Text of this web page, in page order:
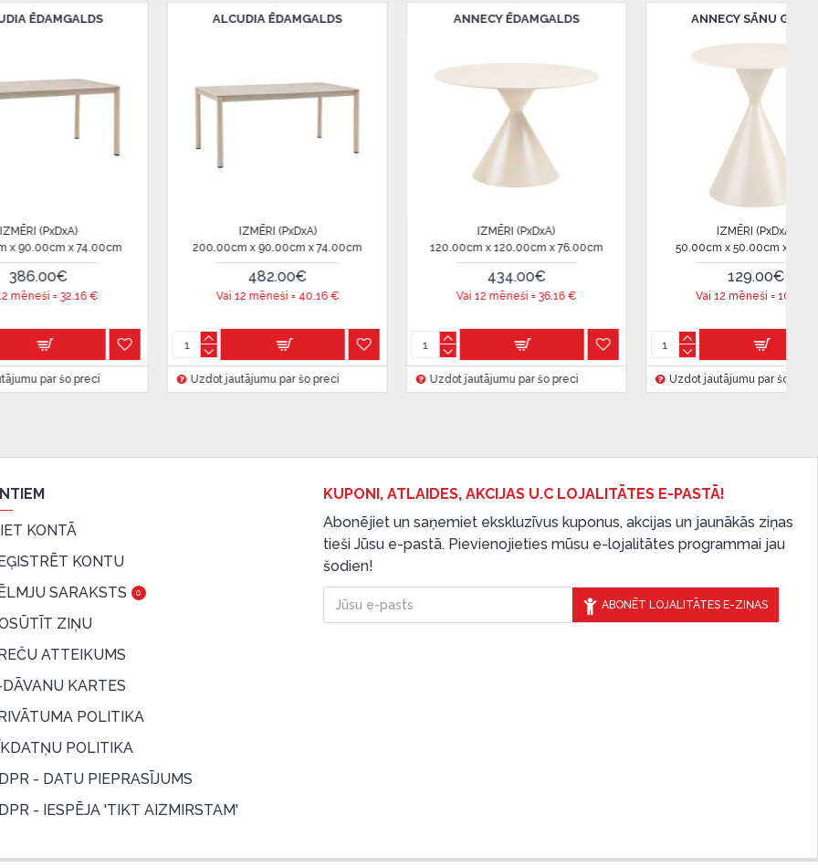
Dārzciema ielā 91, Rīga,
Smart-ID, eParaksts eID,
Luminor, SEB vai
kredīta saņemšanas
piegādes noteikumiem
ANNECY ĒDAMGALDS
IZMĒRI (PxDxA)
x 120.00cm x 76.00cm
434.00€
Vai 12 mēneši =
jautājumu par šo preci
ANNECY SĀNU GALDS
IZMĒRI (PxDxA)
50.00cm x 50.00cm x 56.00cm
129.00€
Vai 12 mēneši =
Uzdot jautājumu par šo preci
ANNECY ŽURNĀLGALDIŅŠ
IZMĒRI (PxDxA)
70.00cm x 70.00cm x 41.00cm
160.00€
Vai 12 mēneši =
Uzdot jautājumu par šo preci
ANZIO
IZMĒRI
57.00cm x
Uzdot jautājumu
KONTĀ
KONTU
SARAKSTS
0
ZIŅU
ATTEIKUMS
KARTES
POLITIKA
POLITIKA
- DATU PIEPRASĪJUMS
- IESPĒJA 'TIKT AIZMIRSTAM'
KUPONI, ATLAIDES, AKCIJAS U.C LOJALITĀTES E-PASTĀ!
Abonējiet un saņemiet ekskluzīvus kuponus, akcijas un jaunākās ziņas
tieši Jūsu e-pastā. Pievienojieties mūsu e-lojalitātes programmai jau
šodien!
ABONĒT LOJALITĀTES E-ZIŅAS